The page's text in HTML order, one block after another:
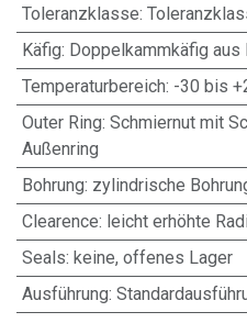
Toleranzklasse:
Käfig: Doppelkammkäfig
Temperaturbereich: -30 bis
Outer Ring: Schmiernut mit
Außenring
Bohrung: zylindrische
Clearence: leicht erhöhte
Seals: keine, offenes Lager
Ausführung: